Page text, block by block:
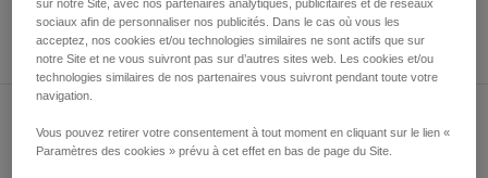
SIMPLEDescendeur de spéléologie simple et léger
Sport
sur notre Site, avec nos partenaires analytiques, publicitaires et de réseaux
sociaux afin de personnaliser nos publicités. Dans le cas où vous les
acceptez, nos cookies et/ou technologies similaires ne sont actifs que sur
notre Site et ne vous suivront pas sur d’autres sites web. Les cookies et/ou
technologies similaires de nos partenaires vous suivront pendant toute votre
navigation.
Vous pouvez retirer votre consentement à tout moment en cliquant sur le lien «
Paramètres des cookies » prévu à cet effet en bas de page du Site.